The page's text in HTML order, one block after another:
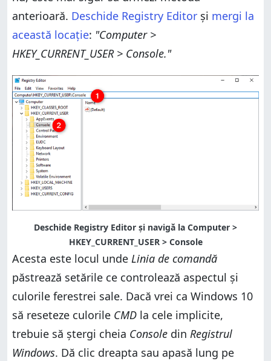
anterioară. Deschide Registry Editor și mergi la
această locație: "Computer >
HKEY_CURRENT_USER > Console."
Deschide Registry Editor și navigă la Computer >
HKEY_CURRENT_USER > Console
Acesta este locul unde Linia de comandă
păstrează setările ce controlează aspectul și
culorile ferestrei sale. Dacă vrei ca Windows 10
să reseteze culorile CMD la cele implicite,
trebuie să ștergi cheia Console din Registrul
Windows. Dă clic dreapta sau apasă lung pe